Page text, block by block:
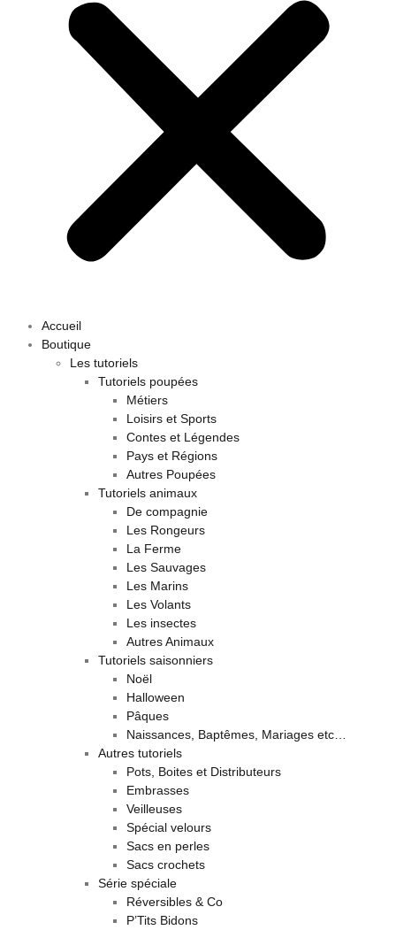
Accueil
Boutique
Les tutoriels
Tutoriels poupées
Métiers
Loisirs et Sports
Contes et Légendes
Pays et Régions
Autres Poupées
Tutoriels animaux
De compagnie
Les Rongeurs
La Ferme
Les Sauvages
Les Marins
Les Volants
Les insectes
Autres Animaux
Tutoriels saisonniers
Noël
Halloween
Pâques
Naissances, Baptêmes, Mariages etc…
Autres tutoriels
Pots, Boites et Distributeurs
Embrasses
Veilleuses
Spécial velours
Sacs en perles
Sacs crochets
Série spéciale
Réversibles & Co
P’Tits Bidons